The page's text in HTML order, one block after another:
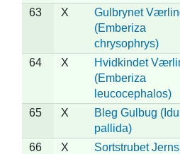
63
X
Gulbrynet
(Emberiza
chrysophrys)
64 X
Hvidkindet
(Emberiza
leucocephalos)
65 X
Bleg Gulbug
pallida)
66
X
Sortstrubet